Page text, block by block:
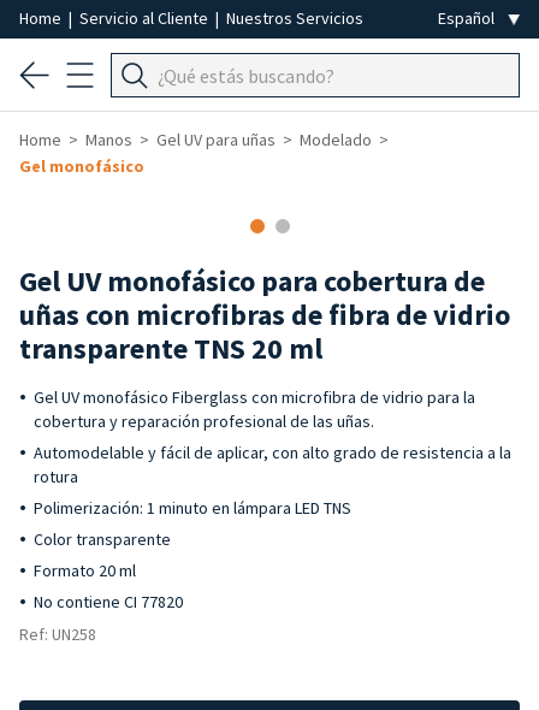
Home | Servicio al Cliente | Nuestros Servicios
Home Manos Gel UV para uñas
Modelado
Gel monofásico
Gel UV monofásico para cobertura de
uñas con microfibras de fibra de vidrio
transparente TNS 20 ml
Gel UV monofásico Fiberglass con microfibra de vidrio para la
cobertura y reparación profesional de las uñas.
Automodelable y fácil de aplicar, con alto grado de resistencia a la
rotura
Polimerización: 1 minuto en lámpara LED TNS
Color transparente
Formato 20 ml
No contiene CI 77820
Ref: UN258